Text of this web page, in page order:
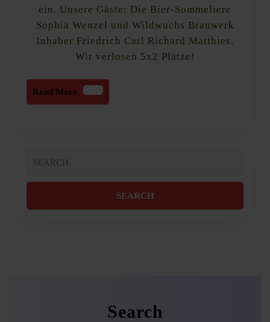
ein. Unsere Gäste: Die Bier-Sommeliere
Sophia Wenzel und Wildwuchs Brauwerk
Inhaber Friedrich Carl Richard Matthies.
Wir verlosen 5x2 Plätze!
Read More
Read
More
for:
Search